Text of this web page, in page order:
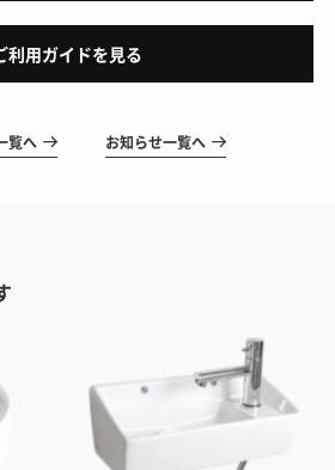
利用ガイドを見る
覧へ お知らせ一覧へ